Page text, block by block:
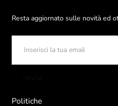
Resta aggiornato sulle novità ed
EMAIL
Politiche